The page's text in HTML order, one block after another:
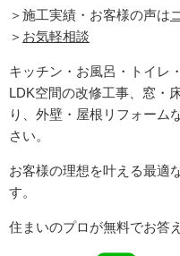
＞施工実績・お客様の声は
＞ お気軽相談
キッチン・お風呂・トイレ
LDK空間の改修工事、窓・
り、外壁・屋根リフォーム
さい。
お客様の理想を叶える最適
す。
住まいのプロが無料でお答